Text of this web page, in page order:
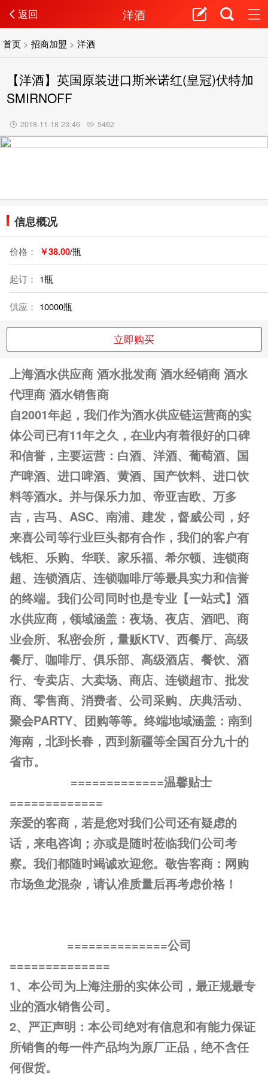
返回 洋酒
首页 >招商加盟 >洋酒
【洋酒】英国原装进口斯米诺红(皇冠)伏特加
SMIRNOFF
2018-11-18 23:46 5462
信息概况
价格： ￥38.00/瓶
起订： 1瓶
供应： 10000瓶
立即购买
上海酒水供应商 酒水批发商 酒水经销商 酒水
代理商 酒水销售商
自2001年起，我们作为酒水供应链运营商的实
体公司已有11年之久，在业内有着很好的口碑
和信誉，主要运营：白酒、洋酒、葡萄酒、国
产啤酒、进口啤酒、黄酒、国产饮料、进口饮
料等酒水。并与保乐力加、帝亚吉欧、万多
吉，吉马、ASC、南浦、建发，督威公司，好
来喜公司等行业巨头都有合作，我们的客户有
钱柜、乐购、华联、家乐福、希尔顿、连锁商
超、连锁酒店、连锁咖啡厅等最具实力和信誉
的终端。我们公司同时也是专业【一站式】酒
水供应商，领域涵盖：夜场、夜店、酒吧、商
业会所、私密会所，量贩KTV、西餐厅、高级
餐厅、咖啡厅、俱乐部、高级酒店、餐饮、酒
行、专卖店、大卖场、商店、连锁超市、批发
商、零售商、消费者、公司采购、庆典活动、
聚会PARTY、团购等等。终端地域涵盖：南到
海南，北到长春，西到新疆等全国百分九十的
省市。
=============温馨贴士
=============
亲爱的客商，若是您对我们公司还有疑虑的
话，来电咨询；亦或是随时莅临我们公司考
察。我们都随时竭诚欢迎您。敬告客商：网购
市场鱼龙混杂，请认准质量后再考虑价格！
==============公司
==============
1、本公司为上海注册的实体公司，最正规最专
业的酒水销售公司。
2、严正声明：本公司绝对有信息和有能力保证
所销售的每一件产品均为原厂正品，绝不含任
何假货。